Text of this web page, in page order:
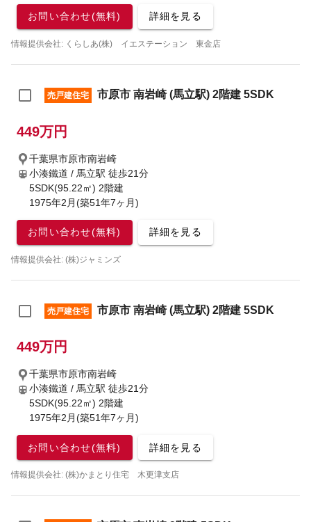
お問い合わせ(無料) 詳細を見る
情報提供会社: くらしあ(株) イエステーション 東金店
売戸建住宅 市原市 南岩崎 (馬立駅) 2階建 5SDK
449万円
千葉県市原市南岩崎
小湊鐵道 / 馬立駅 徒歩21分
5SDK(95.22㎡) 2階建
1975年2月(築51年7ヶ月)
お問い合わせ(無料) 詳細を見る
情報提供会社: (株)ジャミンズ
売戸建住宅 市原市 南岩崎 (馬立駅) 2階建 5SDK
449万円
千葉県市原市南岩崎
小湊鐵道 / 馬立駅 徒歩21分
5SDK(95.22㎡) 2階建
1975年2月(築51年7ヶ月)
お問い合わせ(無料) 詳細を見る
情報提供会社: (株)かまとり住宅 木更津支店